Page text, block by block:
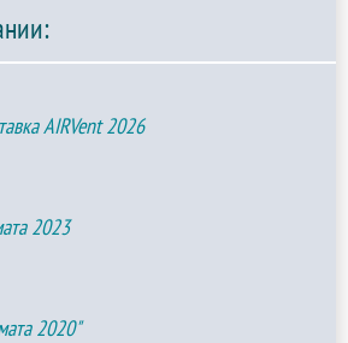
AIRVent 2026
2023
2020"